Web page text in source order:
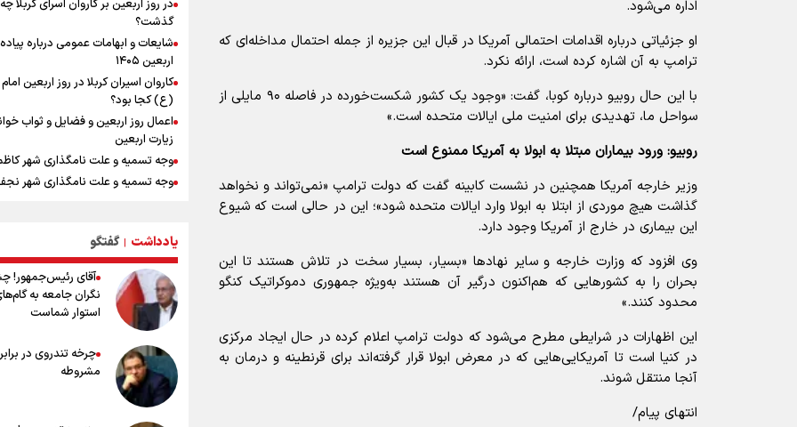
اداره می‌شود.
او جزئیاتی درباره اقدامات احتمالی آمریکا در قبال این جزیره از جمله احتمال مداخله‌ای که
ترامپ به آن اشاره کرده است، ارائه نکرد.
با این حال روبیو درباره کوبا، گفت: «وجود یک کشور شکست‌خورده در فاصله ۹۰ مایلی از
سواحل ما، تهدیدی برای امنیت ملی ایالات متحده است.»
روبیو: ورود بیماران مبتلا به ابولا به آمریکا ممنوع است
وزیر خارجه آمریکا همچنین در نشست کابینه گفت که دولت ترامپ «نمی‌تواند و نخواهد
گذاشت هیچ موردی از ابتلا به ابولا وارد ایالات متحده شود»؛ این در حالی است که شیوع
این بیماری در خارج از آمریکا وجود دارد.
وی افزود که وزارت خارجه و سایر نهاد‌ها «بسیار، بسیار سخت در تلاش هستند تا این
بحران را به کشور‌هایی که هم‌اکنون درگیر آن هستند به‌ویژه جمهوری دموکراتیک کنگو
محدود کنند.»
این اظهارات در شرایطی مطرح می‌شود که دولت ترامپ اعلام کرده در حال ایجاد مرکزی
در کنیا است تا آمریکایی‌هایی که در معرض ابولا قرار گرفته‌اند برای قرنطینه و درمان به
آنجا منتقل شوند.
انتهای پیام/
دانیال شه‌بخش: اردوی ازبکستان
تیم ملی را بالا برد/ برای مدال ناگویا باید
قهرمانان جهان و المپیک را شکست
ورزشکاران سنگنوردی
یمن، ایستاده در برابر تحریم و تجاوز
کیلوگرم : امیدوارم با خوشرنگ‌ترین
ایران برگردیم
خودکشی ضارب ۱۴ ساله مدرسه تایلندی
انتشار نتایج آزمون ورودی مدارس
مفتضحانه خورده و به التماس افتاده،
باخت را هم بلد نیست
در روز اربعین بر کاروان اسرای کربلا چه
گذشت؟
شایعات و ابهامات عمومی درباره
اربعین ۱۴۰۵
کاروان اسیران کربلا در روز اربعین
(ع) کجا بود؟
اعمال روز اربعین و فضایل و ثواب
زیارت اربعین
وجه تسمیه و علت نامگذاری شهر
وجه تسمیه و علت نامگذاری شهر
وجه تسمیه و علت نامگذاری شهر سامرا
وجه تسمیه و علت نامگذاری شهر کربلا
بهترین موکب‌های ایرانی در پیاده روی
۱۴۰۵
توصیه هایی مهم برای پیچ خوردگی پا در
پیاده روی اربعین
خطرات پیاده روی اربعین/ ۷
سفری ایمن و معنوی
۲۰ نکته دوستانه درباره پیاده روی
عراقی ها
یادداشت | گفتگو
آقای رئیس‌جمهور!
نگران جامعه به
استوار شماست
چرخه تندروی در
مشروطه